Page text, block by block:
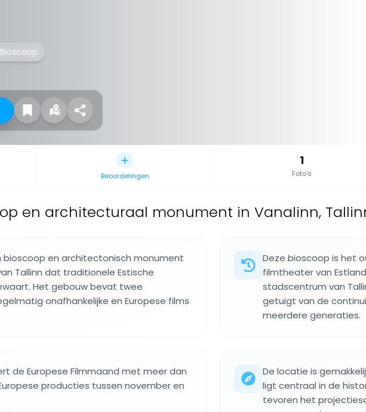
Bioscoop
Beoordelingen
1
Foto's
en architecturaal monument in Vanalinn,
bioscoop en architectonisch monument
Tallinn dat traditionele Estische
Het gebouw bevat twee
onafhankelijke en Europese films
Deze bioscoop is het
filmtheater van
stadscentrum van
getuigt van de
meerdere generaties.
de Europese Filmmaand met meer dan
producties tussen november en
De locatie is
ligt centraal in de
tevoren het